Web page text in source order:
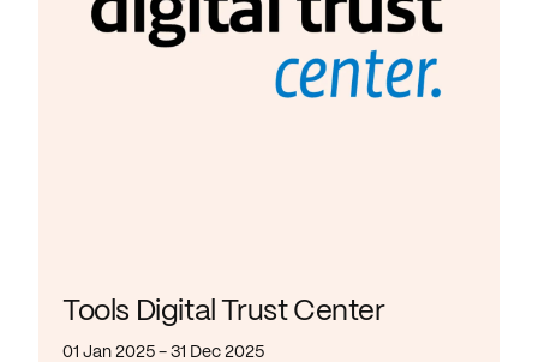
Tools Digital Trust Center
01 Jan 2025 - 31 Dec 2025